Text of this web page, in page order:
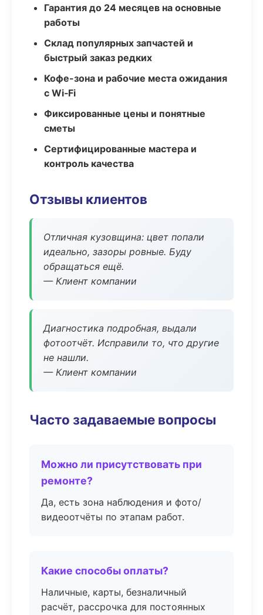
Гарантия до 24 месяцев на основные
работы
Склад популярных запчастей и
быстрый заказ редких
Кофе-зона и рабочие места ожидания
с Wi‑Fi
Фиксированные цены и понятные
сметы
Сертифицированные мастера и
контроль качества
Отзывы клиентов
Отличная кузовщина: цвет попали
идеально, зазоры ровные. Буду
обращаться ещё.
— Клиент компании
Диагностика подробная, выдали
фотоотчёт. Исправили то, что другие
не нашли.
— Клиент компании
Часто задаваемые вопросы
Можно ли присутствовать при
ремонте?
Да, есть зона наблюдения и фото/
видеоотчёты по этапам работ.
Какие способы оплаты?
Наличные, карты, безналичный
расчёт, рассрочка для постоянных